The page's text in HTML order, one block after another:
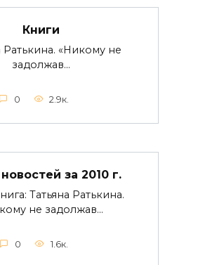
Книги
Ратькина. «Никому не
задолжав…
0 2.9к.
за 2010 г.
Татьяна Ратькина.
не задолжав…
0 1.6к.